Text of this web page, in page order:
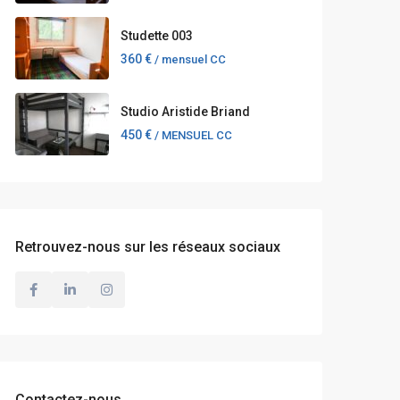
Studette 003
360 € / mensuel CC
Studio Aristide Briand
450 € / MENSUEL CC
Retrouvez-nous sur les réseaux sociaux